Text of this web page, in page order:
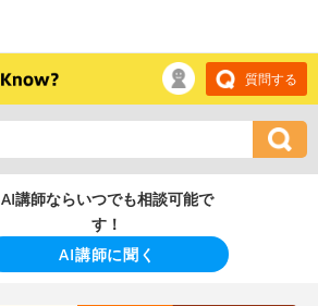
質問する
AI講師ならいつでも相談可能で
す！
AI講師に聞く